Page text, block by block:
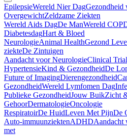
EpilepsieWereld Nier DagGezondheid
OvergewichtZeldzame Ziekten
Wereld Aids DagDe ManWereld
DiabetesdagHart & Bloed
NeurologieAnimal HealthGezond
ziekteDe Zintuigen
Aandacht voor NeurologieClinical
HypertensieKind & GezondheidDe
Future of ImagingDierengezondheid
GezondheidWereld Lymfomen Dag
Publieke GezondheidJouw BuikZicht
GehoorDermatologieOncologie
RespiratoirDe HuidLeven Met PijnDe
Auto-immuunziektenADHDAandacht
met